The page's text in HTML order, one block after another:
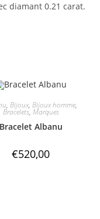
diamant 0.21 carat.
, Bijoux, Bijoux homme,
Bracelets, Marques
Bracelet Albanu
€520,00